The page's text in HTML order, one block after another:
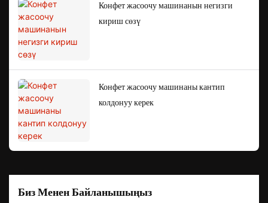
Конфет жасоочу машинанын негизги
кириш сөзү
Конфет жасоочу машинаны кантип
колдонуу керек
Биз Менен Байланышыңыз